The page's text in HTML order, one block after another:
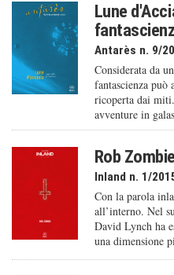
Lune
Antarès n. 9/
Considerata da
fantascienza può
ricoperta dai
avventure in
Rob Zombie
Inland n. 1/
Con la parola
all’interno. Nel
David Lynch ha
una dimensione